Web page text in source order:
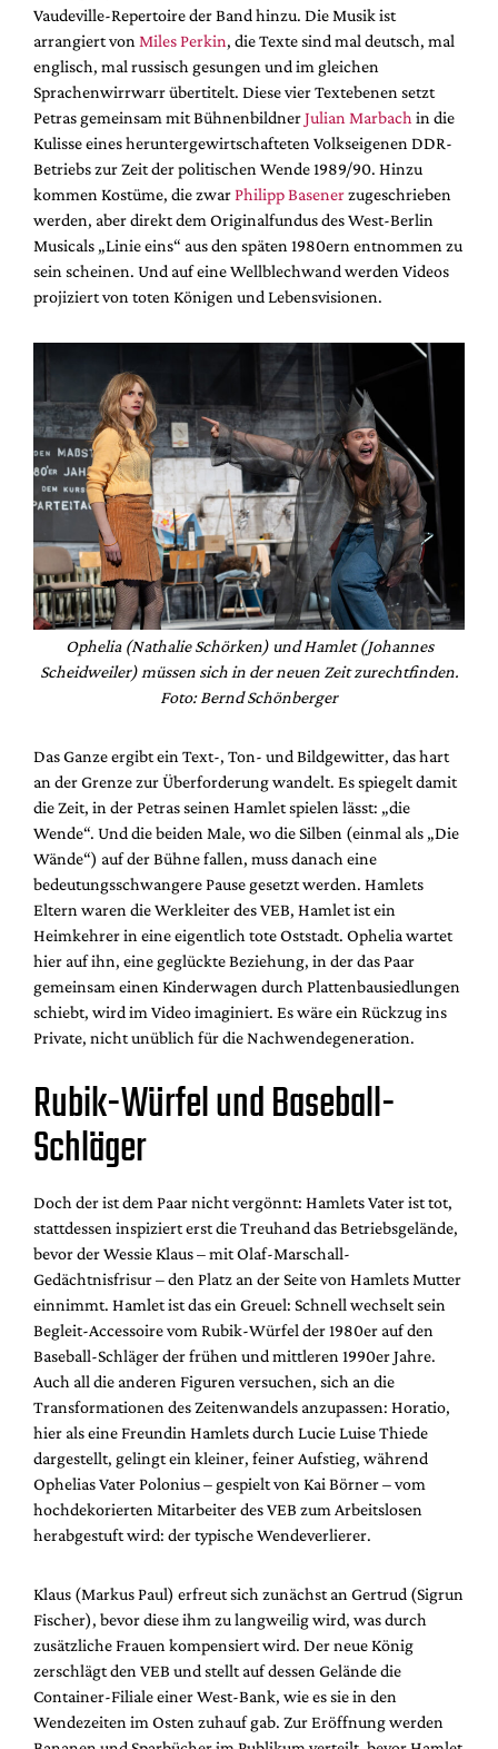
Vaudeville-Repertoire der Band hinzu. Die Musik ist
arrangiert von Miles Perkin, die Texte sind mal deutsch, mal
englisch, mal russisch gesungen und im gleichen
Sprachenwirrwarr übertitelt. Diese vier Textebenen setzt
Petras gemeinsam mit BühnenbildnerJulian Marbach in die
Kulisse eines heruntergewirtschafteten Volkseigenen DDR-
Betriebs zur Zeit der politischen Wende 1989/90. Hinzu
kommen Kostüme, die zwarPhilipp Basenerzugeschrieben
werden, aber direkt dem Originalfundus des West-Berlin
Musicals „Linie eins“ aus den späten 1980ern entnommen zu
sein scheinen. Und auf eine Wellblechwand werden Videos
projiziert von toten Königen und Lebensvisionen.
Ophelia (Nathalie Schörken) und Hamlet (Johannes
Scheidweiler) müssen sich in der neuen Zeit zurechtfinden.
Foto: Bernd Schönberger
Das Ganze ergibt ein Text-, Ton- und Bildgewitter, das hart
an der Grenze zur Überforderung wandelt. Es spiegelt damit
die Zeit, in der Petras seinen Hamlet spielen lässt: „die
Wende“. Und die beiden Male, wo die Silben (einmal als „Die
Wände“) auf der Bühne fallen, muss danach eine
bedeutungsschwangere Pause gesetzt werden. Hamlets
Eltern waren die Werkleiter des VEB, Hamlet ist ein
Heimkehrer in eine eigentlich tote Oststadt. Ophelia wartet
hier auf ihn, eine geglückte Beziehung, in der das Paar
gemeinsam einen Kinderwagen durch Plattenbausiedlungen
schiebt, wird im Video imaginiert. Es wäre ein Rückzug ins
Private, nicht unüblich für die Nachwendegeneration.
Rubik-Würfel und Baseball-
Schläger
Doch der ist dem Paar nicht vergönnt: Hamlets Vater ist tot,
stattdessen inspiziert erst die Treuhand das Betriebsgelände,
bevor der Wessie Klaus – mit Olaf-Marschall-
Gedächtnisfrisur – den Platz an der Seite von Hamlets Mutter
einnimmt. Hamlet ist das ein Greuel: Schnell wechselt sein
Begleit-Accessoire vom Rubik-Würfel der 1980er auf den
Baseball-Schläger der frühen und mittleren 1990er Jahre.
Auch all die anderen Figuren versuchen, sich an die
Transformationen des Zeitenwandels anzupassen: Horatio,
hier als eine Freundin Hamlets durch Lucie Luise Thiede
dargestellt, gelingt ein kleiner, feiner Aufstieg, während
Ophelias Vater Polonius – gespielt von Kai Börner – vom
hochdekorierten Mitarbeiter des VEB zum Arbeitslosen
herabgestuft wird: der typische Wendeverlierer.
Klaus (Markus Paul) erfreut sich zunächst an Gertrud (Sigrun
Fischer), bevor diese ihm zu langweilig wird, was durch
zusätzliche Frauen kompensiert wird. Der neue König
zerschlägt den VEB und stellt auf dessen Gelände die
Container-Filiale einer West-Bank, wie es sie in den
Wendezeiten im Osten zuhauf gab. Zur Eröffnung werden